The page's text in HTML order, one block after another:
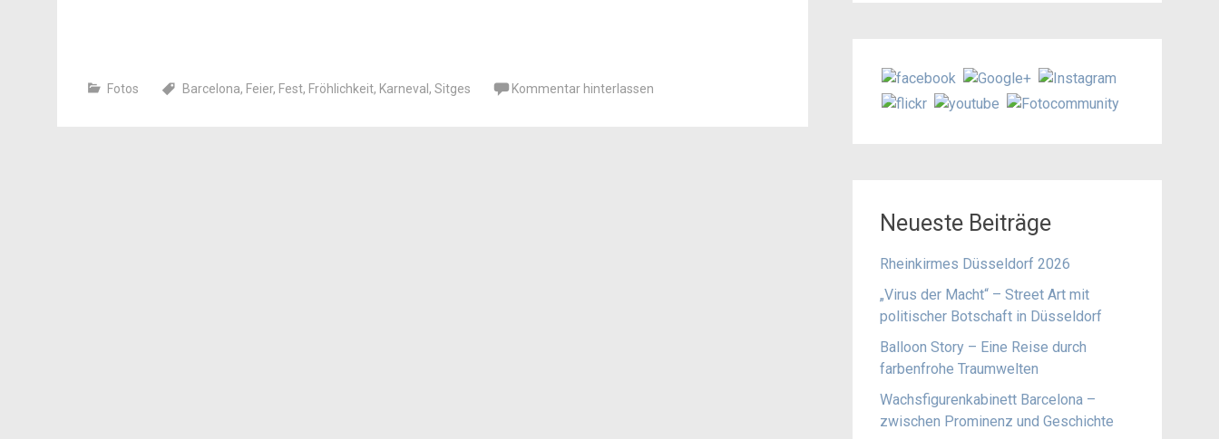
Fotos Barcelona, Feier, Fest, Fröhlichkeit, Karneval , Sitges Kommentar hinterlassen
Neueste Beiträge
Rheinkirmes Düsseldorf 2026
„Virus der Macht“ – Street Art mit
politischer Botschaft in Düsseldorf
Balloon Story – Eine Reise durch
farbenfrohe Traumwelten
Wachsfigurenkabinett Barcelona –
zwischen Prominenz und Geschichte